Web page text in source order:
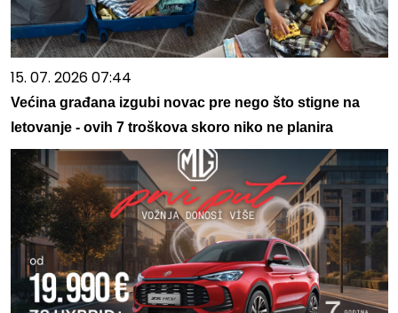
15. 07. 2026 07:44
Većina građana izgubi novac pre nego što stigne na
letovanje - ovih 7 troškova skoro niko ne planira